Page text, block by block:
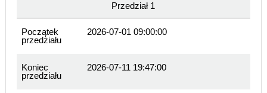
Przedział 1
Początek
przedziału
2026-07-01 09:00:00
Koniec
przedziału
2026-07-11 19:47:00